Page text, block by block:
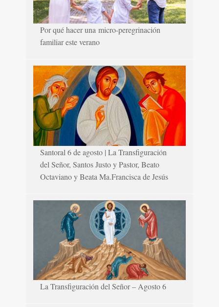
Por qué hacer una micro-peregrinación
familiar este verano
Santoral 6 de agosto | La Transfiguración
del Señor, Santos Justo y Pastor, Beato
Octaviano y Beata Ma.Francisca de Jesús
La Transfiguración del Señor – Agosto 6